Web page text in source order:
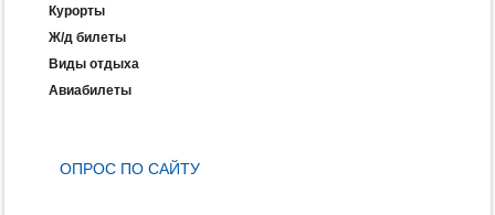
Курорты
Ж/д билеты
Виды отдыха
Авиабилеты
ОПРОС ПО САЙТУ